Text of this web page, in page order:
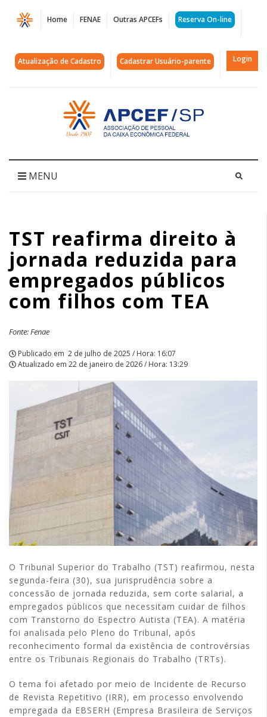
Página
Jornada
Reduzida
TST
Home FENAE Outras APCEFs Reserva On-line
Atualização de Cadastro Cadastrar Usuário-parente Login
Acessar
página
inicial
MENU
TST reafirma direito à
jornada reduzida para
empregados públicos
com filhos com TEA
Fonte: Fenae
Publicado em 2 de julho de 2025 / Hora: 16:07
Atualizado em 22 de janeiro de 2026 / Hora: 13:29
O Tribunal Superior do Trabalho (TST) reafirmou, nesta
segunda-feira (30), sua jurisprudência sobre a
concessão de jornada reduzida, sem corte salarial, a
empregados públicos que necessitam cuidar de filhos
com Transtorno do Espectro Autista (TEA). A matéria
foi analisada pelo Pleno do Tribunal, após
reconhecimento formal da existência de controvérsias
entre os Tribunais Regionais do Trabalho (TRTs).
O tema foi afetado por meio de Incidente de Recurso
de Revista Repetitivo (IRR), em processo envolvendo
empregada da EBSERH (Empresa Brasileira de Serviços